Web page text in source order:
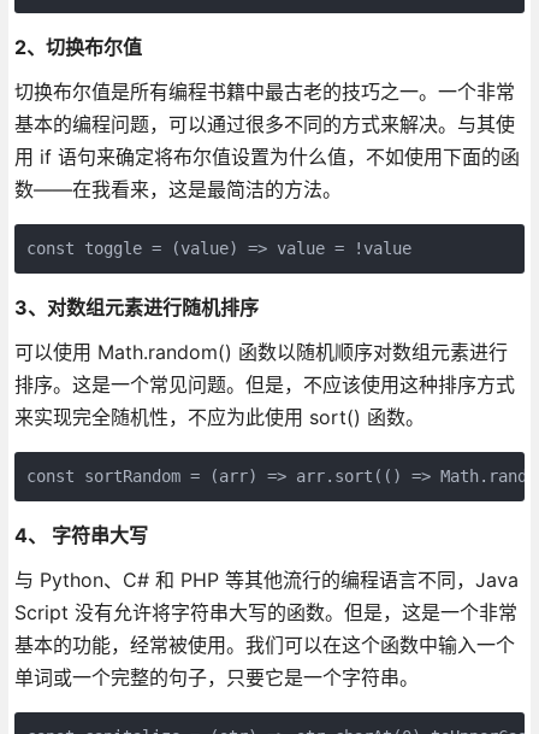
2、切换布尔值
切换布尔值是所有编程书籍中最古老的技巧之一。一个非常
基本的编程问题，可以通过很多不同的方式来解决。与其使
用 if 语句来确定将布尔值设置为什么值，不如使用下面的函
数——在我看来，这是最简洁的方法。
const toggle = (value) => value = !value
3、对数组元素进行随机排序
可以使用 Math.random() 函数以随机顺序对数组元素进行
排序。这是一个常见问题。但是，不应该使用这种排序方式
来实现完全随机性，不应为此使用 sort() 函数。
const sortRandom = (arr) => arr.sort(() =>
4、 字符串大写
与 Python、C# 和 PHP 等其他流行的编程语言不同，Java
Script 没有允许将字符串大写的函数。但是，这是一个非常
基本的功能，经常被使用。我们可以在这个函数中输入一个
单词或一个完整的句子，只要它是一个字符串。